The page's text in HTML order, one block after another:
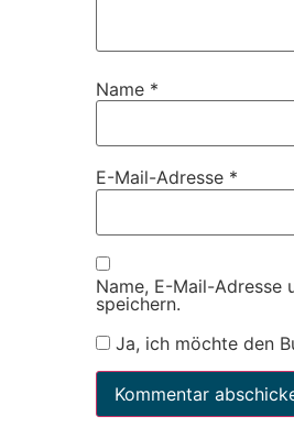
Name *
E-Mail-Adresse *
Name, E-Mail-Adresse
speichern.
Ja, ich möchte den